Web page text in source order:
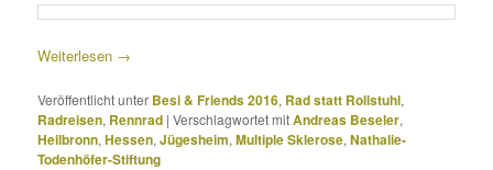
Weiterlesen →
Veröffentlicht unter Besi & Friends 2016, Rad statt Rollstuhl,
Radreisen, Rennrad |Verschlagwortet mitAndreas Beseler,
Heilbronn,Hessen,Jügesheim,Multiple Sklerose,Nathalie-
Todenhöfer-Stiftung